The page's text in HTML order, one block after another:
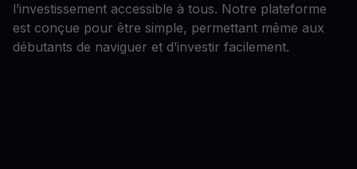
l’investissement accessible à tous. Notre plateforme
est conçue pour être simple, permettant même aux
débutants de naviguer et d’investir facilement.